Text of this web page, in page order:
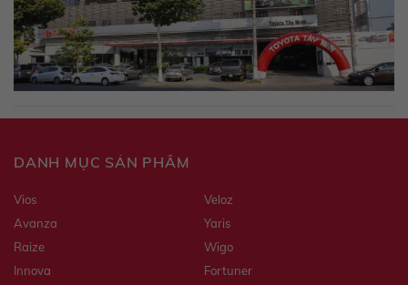
DANH MỤC SẢN PHẨM
Vios
Veloz
Avanza
Yaris
Raize
Wigo
Innova
Fortuner